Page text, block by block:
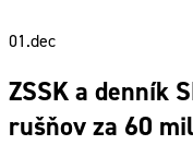
01.dec
ZSSK a denník
rušňov za 60